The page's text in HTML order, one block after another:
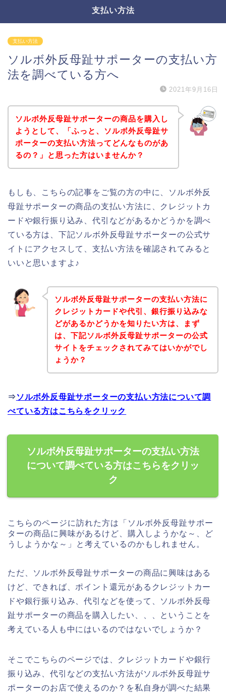
支払い方法
支払い方法
ソルボ外反母趾サポーターの支払い方
法を調べている方へ
2021年9月16日
ソルボ外反母趾サポーターの商品を購入し
ようとして、「ふっと、ソルボ外反母趾サ
ポーターの支払い方法ってどんなものがあ
るの？」と思った方はいませんか？
もしも、こちらの記事をご覧の方の中に、ソルボ外反
母趾サポーターの商品の支払い方法に、クレジットカ
ードや銀行振り込み、代引などがあるかどうかを調べ
ている方は、下記ソルボ外反母趾サポーターの公式サ
イトにアクセスして、支払い方法を確認されてみると
いいと思いますよ♪
ソルボ外反母趾サポーターの支払い方法に
クレジットカードや代引、銀行振り込みな
どがあるかどうかを知りたい方は、まず
は、下記ソルボ外反母趾サポーターの公式
サイトをチェックされてみてはいかがでし
ょうか？
⇒ ソルボ外反母趾サポーターの支払い方法について調
べている方はこちらをクリック
ソルボ外反母趾サポーターの支払い方法
について調べている方はこちらをクリッ
ク
こちらのページに訪れた方は「ソルボ外反母趾サポー
ターの商品に興味があるけど、購入しようかな～、ど
うしようかな～」と考えているのかもしれません。
ただ、ソルボ外反母趾サポーターの商品に興味はある
けど、できれば、ポイント還元があるクレジットカー
ドや銀行振り込み、代引などを使って、ソルボ外反母
趾サポーターの商品を購入したい、、、ということを
考えている人も中にはいるのではないでしょうか？
そこでこちらのページでは、クレジットカードや銀行
振り込み、代引などの支払い方法がソルボ外反母趾サ
ポーターのお店で使えるのか？を私自身が調べた結果